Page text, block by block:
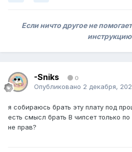
Если ничто другое не
-Sniks 0
Опубликовано 2 декабря,
я собираюсь брать эту плату под
есть смысл брать B чипсет только
не прав?